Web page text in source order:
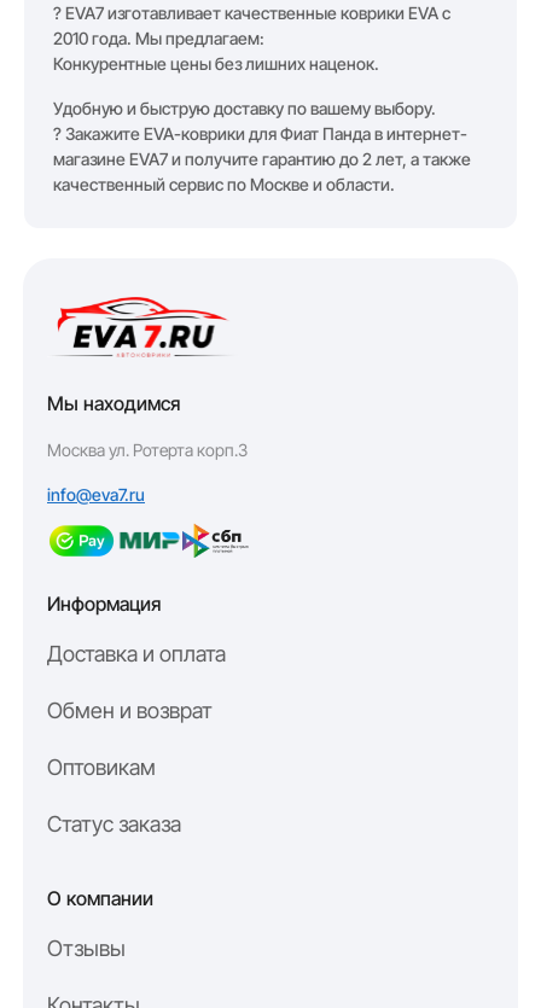
? EVA7 изготавливает качественные коврики EVA с
2010 года. Мы предлагаем:
Конкурентные цены без лишних наценок.
Удобную и быструю доставку по вашему выбору.
? Закажите EVA-коврики для Фиат Панда в интернет-
магазине EVA7 и получите гарантию до 2 лет, а также
качественный сервис по Москве и области.
Мы находимся
Москва ул. Ротерта корп.3
info@eva7.ru
Информация
Доставка и оплата
Обмен и возврат
Оптовикам
Статус заказа
О компании
Отзывы